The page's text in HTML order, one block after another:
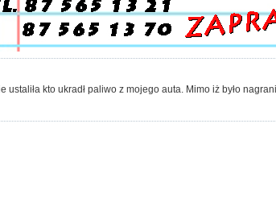
ustaliła kto ukradł paliwo z mojego auta. Mimo iż było